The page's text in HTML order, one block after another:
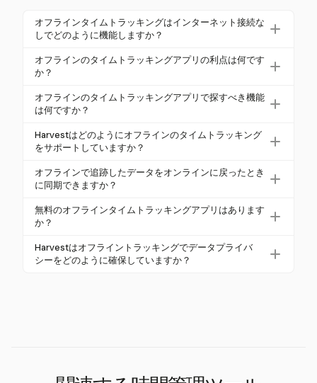
オフラインタイムトラッキングはインターネット接続な
しでどのように機能しますか？
オフラインのタイムトラッキングでは、ユーザーは
アクティブなインターネット接続なしで作業時間や
に保存され、インターネット接続が復旧すると自動
的に中央システムに同期されます。これにより、接
続の問題がある地域でもすべての作業が正確に追跡
され、記録されます。
オフラインのタイムトラッキングアプリの利点は何です
か？
オフラインのタイムトラッキングアプリは、接続の
問題によるエントリーの損失を防ぐことでデータの
で労働法に準拠し、オンラインに戻った際に自動的
にデータを同期することで管理業務を効率化しま
す。これらのアプリは、建設や物流など、インター
ネットアクセスが不安定な業界で特に有益です。
オフラインのタイムトラッキングアプリで探すべき機能
は何ですか？
探すべき主な機能には、自動データ同期、重複エン
トリーを防ぐための競合検出、堅牢な承認ワークフ
ルデータは安全に保存され、同期中は暗号化されま
す。GPS追跡や活動モニタリングなどの追加機能
も、機能性をさらに向上させることができます。
Harvestはどのようにオフラインのタイムトラッキング
をサポートしていますか？
Harvestは、モバイルおよびデスクトップアプリを通
じてオフラインのタイムトラッキングをサポートし
き、データはローカルに保存され、インターネット
接続が復旧すると自動的に同期されます。これによ
り、時間エントリーが失われることなく、給与やプ
ロジェクト管理のための正確な記録が維持されま
オフラインで追跡したデータをオンラインに戻ったとき
に同期できますか？
はい、オフラインのタイムトラッキングアプリは、
インターネット接続が再確立されると、自動的に保
す。このプロセスにより、すべてのオフラインエン
トリーが中央システムにアップロードされ、正確で
無料のオフラインタイムトラッキングアプリはあります
か？
いくつかのオフラインタイムトラッキングアプリ
は、基本機能にアクセスできる無料版やトライアル
Harvestはオフライントラッキングでデータプライバ
シーをどのように確保していますか？